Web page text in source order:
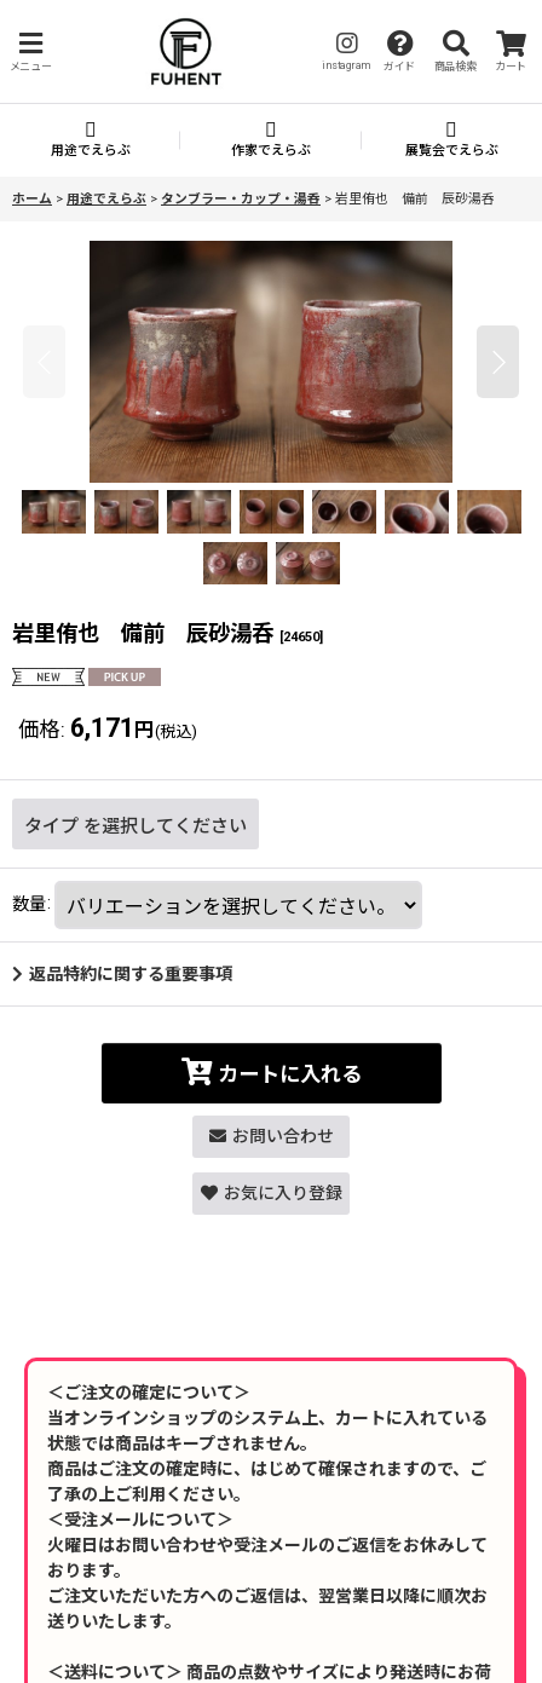
メニュー instagram ガイド 商品検索 カート
用途でえらぶ 作家でえらぶ 展覧会でえらぶ
ホーム > 用途でえらぶ > タンブラー・カップ・湯呑 > 岩里侑也 備前 辰砂湯呑
岩里侑也 備前 辰砂湯呑 [24650]
価格: 6,171 円 (税込)
タイプ を選択してください
数量:
返品特約に関する重要事項
カートに入れる
お問い合わせ
お気に入り登録
＜ご注文の確定について＞
当オンラインショップのシステム上、カートに入れている
状態では商品はキープされません。
商品はご注文の確定時に、はじめて確保されますので、ご
了承の上ご利用ください。
＜受注メールについて＞
火曜日はお問い合わせや受注メールのご返信をお休みして
おります。
ご注文いただいた方へのご返信は、翌営業日以降に順次お
送りいたします。
＜送料について＞ 商品の点数やサイズにより発送時にお荷